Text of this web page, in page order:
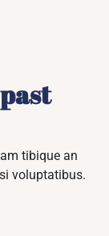
tibique an
voluptatibus.